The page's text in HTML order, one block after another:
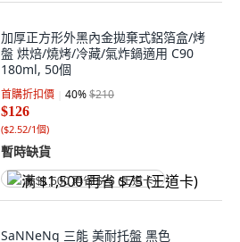
加厚正方形外黑內金拋棄式鋁箔盒/烤
盤 烘焙/燒烤/冷藏/氣炸鍋適用 C90
180ml, 50個
首購折扣價 40%$210
$126
($2.52/1個)
暫時缺貨
满 $1,500 再省 $75 (王道卡)
SaNNeNg 三能 美耐托盤 黑色